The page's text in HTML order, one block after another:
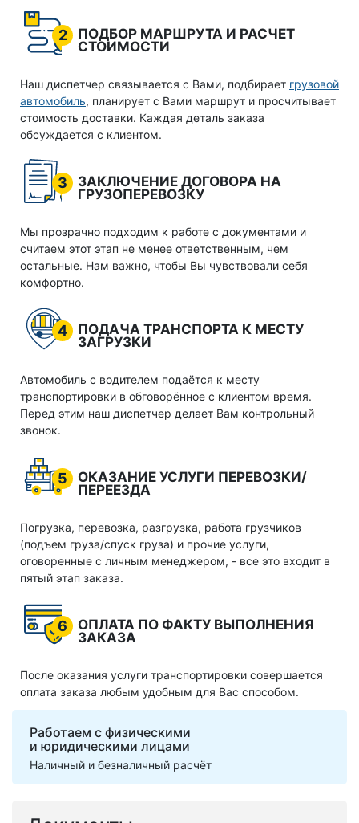
2
ПОДБОР МАРШРУТА И РАСЧЕТ
СТОИМОСТИ
Наш диспетчер связывается с Вами, подбирает грузовой
автомобиль, планирует с Вами маршрут и просчитывает
стоимость доставки. Каждая деталь заказа
обсуждается с клиентом.
3
ЗАКЛЮЧЕНИЕ ДОГОВОРА НА
ГРУЗОПЕРЕВОЗКУ
Мы прозрачно подходим к работе с документами и
считаем этот этап не менее ответственным, чем
остальные. Нам важно, чтобы Вы чувствовали себя
комфортно.
4
ПОДАЧА ТРАНСПОРТА К МЕСТУ
ЗАГРУЗКИ
Автомобиль с водителем подаётся к месту
транспортировки в обговорённое с клиентом время.
Перед этим наш диспетчер делает Вам контрольный
звонок.
5
ОКАЗАНИЕ УСЛУГИ ПЕРЕВОЗКИ/
ПЕРЕЕЗДА
Погрузка, перевозка, разгрузка, работа грузчиков
(подъем груза/спуск груза) и прочие услуги,
оговоренные с личным менеджером, - все это входит в
пятый этап заказа.
6
ОПЛАТА ПО ФАКТУ ВЫПОЛНЕНИЯ
ЗАКАЗА
После оказания услуги транспортировки совершается
оплата заказа любым удобным для Вас способом.
Работаем с физическими
и юридическими лицами
Наличный и безналичный расчёт